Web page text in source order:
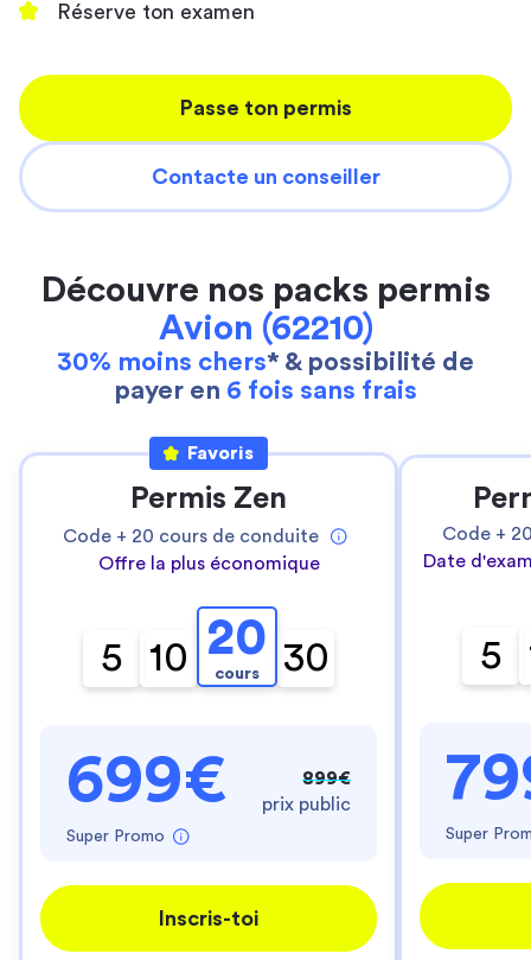
Réserve ton examen
Passe ton permis
Contacte un conseiller
Découvre nos packs permis
Avion (62210)
30% moins chers* & possibilité de
payer en 6 fois sans frais
Favoris
Permis Zen
Code + 20 cours de conduite
Offre la plus économique
5 10 20
cours 30
699€
Super Promo
899€
prix public
Inscris-toi
Code +
Date
5
Super